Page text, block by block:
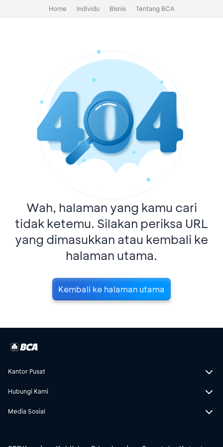
Home Individu Bisnis Tentang BCA
Wah, halaman yang kamu cari
tidak ketemu. Silakan periksa URL
yang dimasukkan atau kembali ke
halaman utama.
Kembali ke halaman utama
Kantor Pusat
Hubungi Kami
Media Sosial